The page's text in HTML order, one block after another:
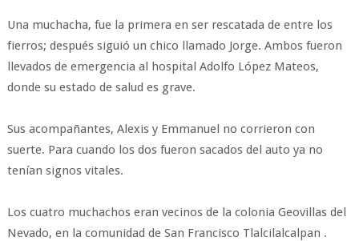
Una muchacha, fue la primera en ser rescatada de entre los
fierros; después siguió un chico llamado Jorge. Ambos fueron
llevados de emergencia al hospital Adolfo López Mateos,
donde su estado de salud es grave.
Sus acompañantes, Alexis y Emmanuel no corrieron con
suerte. Para cuando los dos fueron sacados del auto ya no
tenían signos vitales.
Los cuatro muchachos eran vecinos de la colonia Geovillas del
Nevado, en la comunidad de San Francisco Tlalcilalcalpan .